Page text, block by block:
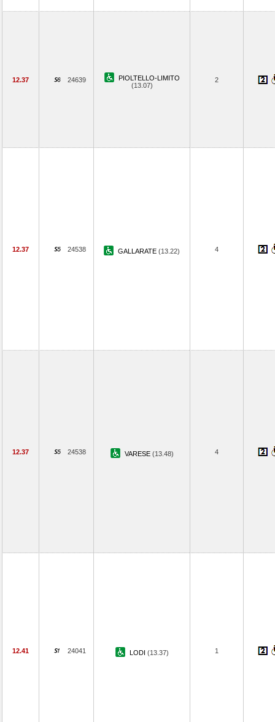
12.37 24639
PIOLTELLO-LIMITO
(13.07)
2
12.37 24538 GALLARATE (13.22) 4
12.37 24538 VARESE (13.48) 4
12.41 24041 LODI (13.37) 1